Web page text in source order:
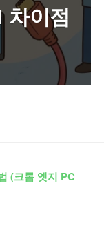
차이점
(크롬 엣지 PC